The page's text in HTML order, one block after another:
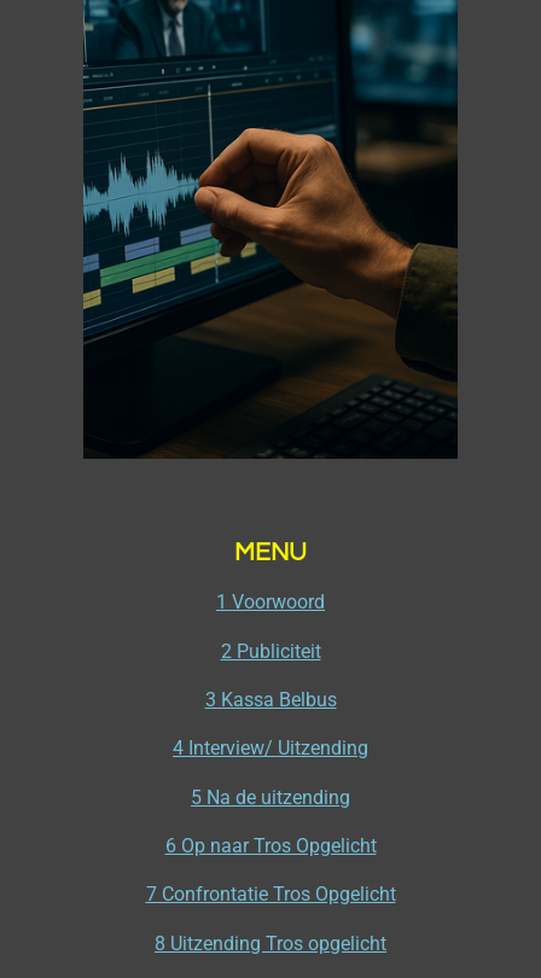
MENU
1 Voorwoord
2 Publiciteit
3 Kassa Belbus
4 Interview/ Uitzending
5 Na de uitzending
6 Op naar Tros Opgelicht
7 Confrontatie Tros Opgelicht
8 Uitzending Tros opgelicht